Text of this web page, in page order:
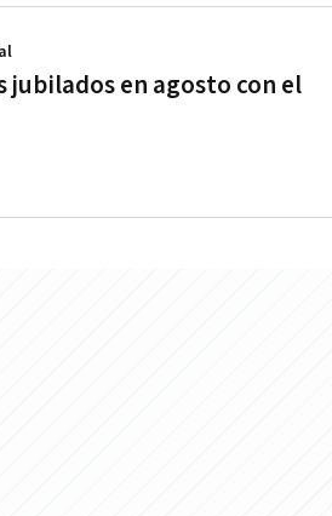
jubilados en agosto con el